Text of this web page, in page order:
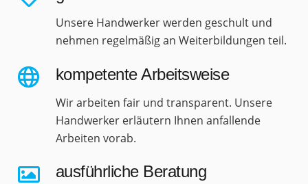
Unsere Handwerker werden geschult und
nehmen regelmäßig an Weiterbildungen teil.
kompetente Arbeitsweise
Wir arbeiten fair und transparent. Unsere
Handwerker erläutern Ihnen anfallende
Arbeiten vorab.
ausführliche Beratung